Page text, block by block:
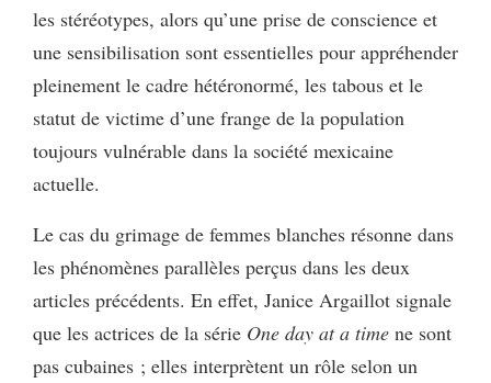
les stéréotypes, alors qu’une prise de conscience et
une sensibilisation sont essentielles pour appréhender
pleinement le cadre hétéronormé, les tabous et le
statut de victime d’une frange de la population
toujours vulnérable dans la société mexicaine
actuelle.
Le cas du grimage de femmes blanches résonne dans
les phénomènes parallèles perçus dans les deux
articles précédents. En effet, Janice Argaillot signale
que les actrices de la série One day at a time ne sont
pas cubaines ; elles interprètent un rôle selon un